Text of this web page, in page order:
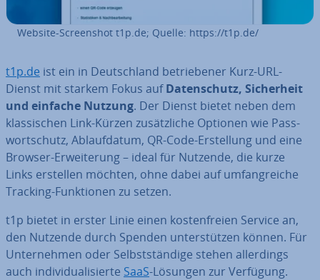
Website-Screen­shot t1p.de; Quelle: https://t1p.de/
t1p.de ist ein in Deutsch­land be­trie­be­ner Kurz-URL-
Dienst mit starkem Fokus aufDa­ten­schutz, Si­cher­heit
und einfache Nutzung. Der Dienst bietet neben dem
klas­si­schen Link-Kürzen zu­sätz­li­che Optionen wie Pass­
wort­schutz, Ab­lauf­da­tum, QR-Code-Er­stel­lung und eine
Browser-Er­wei­te­rung – ideal für Nutzende, die kurze
Links erstellen möchten, ohne dabei auf um­fang­rei­che
Tracking-Funk­tio­nen zu setzen.
t1p bietet in erster Linie einen kos­ten­frei­en Service an,
den Nutzende durch Spenden un­ter­stüt­zen können. Für
Un­ter­neh­men oder Selbst­stän­di­ge stehen al­ler­dings
auch in­di­vi­dua­li­sier­te SaaS-Lösungen zur Verfügung.